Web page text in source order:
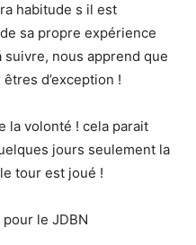
habitude s il est
sa propre expérience
nous apprend que
d’exception !
la volonté ! cela parait
jours seulement la
tour est joué !
le JDBN